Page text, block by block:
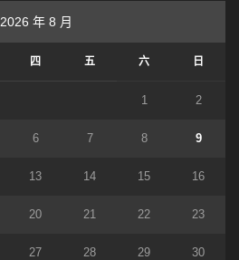
2026 年 8 月
四 五 六 日
1 2
6 7 8 9
13 14 15 16
20 21 22 23
27 28 29 30